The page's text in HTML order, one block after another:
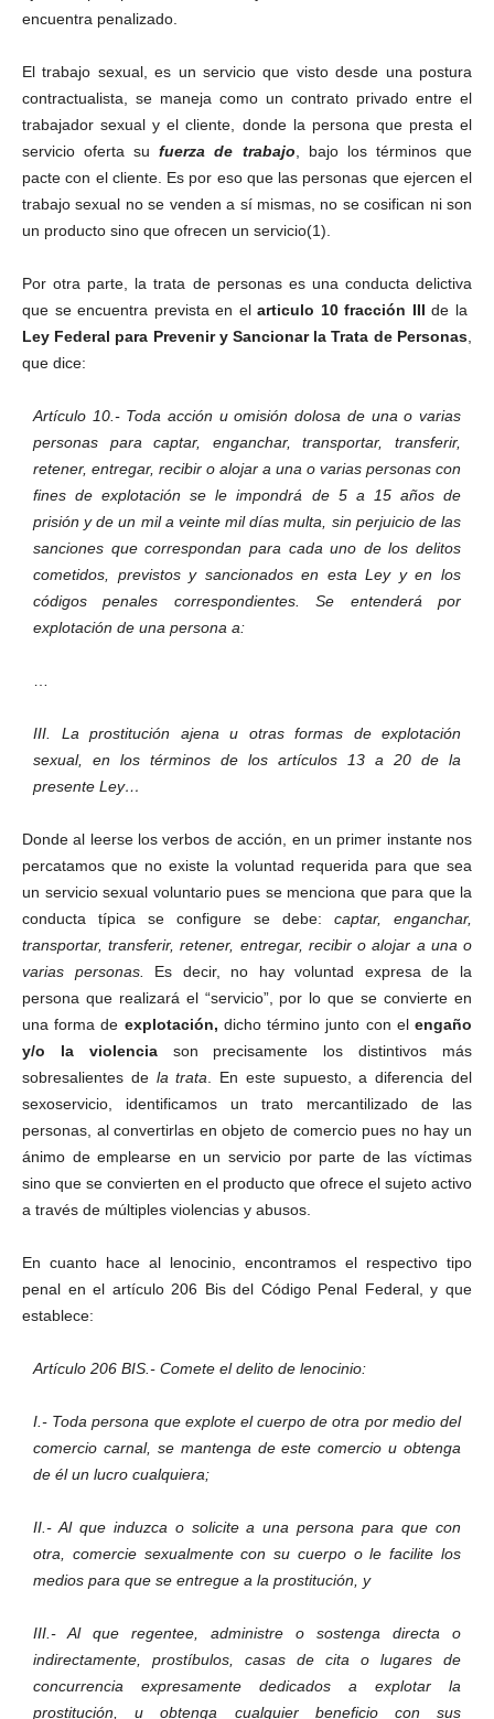
Telegram
Threads
encuentra penalizado.
El trabajo sexual, es un servicio que visto desde una postura
contractualista, se maneja como un contrato privado entre el
trabajador sexual y el cliente, donde la persona que presta el
servicio oferta sufuerza de trabajo , bajo los términos que
pacte con el cliente. Es por eso que las personas que ejercen el
trabajo sexual no se venden a sí mismas, no se cosifican ni son
un producto sino que ofrecen un servicio(1).
Por otra parte, la trata de personas es una conducta delictiva
que se encuentra prevista en elarticulo 10 fracción III de la
Ley Federal para Prevenir y Sancionar la Trata de Personas,
que dice:
Artículo 10.- Toda acción u omisión dolosa de una o varias
personas para captar, enganchar, transportar, transferir,
retener, entregar, recibir o alojar a una o varias personas con
fines de explotación se le impondrá de 5 a 15 años de
prisión y de un mil a veinte mil días multa, sin perjuicio de las
sanciones que correspondan para cada uno de los delitos
cometidos, previstos y sancionados en esta Ley y en los
códigos penales correspondientes. Se entenderá por
explotación de una persona a:
III. La prostitución ajena u otras formas de explotación
sexual, en los términos de los artículos 13 a 20 de la
presente Ley…
Donde al leerse los verbos de acción, en un primer instante nos
percatamos que no existe la voluntad requerida para que sea
un servicio sexual voluntario pues se menciona que para que la
conducta típica se configure se debe: captar, enganchar,
transportar, transferir, retener, entregar, recibir o alojar a una o
varias personas. Es decir, no hay voluntad expresa de la
persona que realizará el “servicio”, por lo que se convierte en
una forma de explotación, dicho término junto con elengaño
y/o la violenciason precisamente los distintivos más
sobresalientes de la trata . En este supuesto, a diferencia del
sexoservicio, identificamos un trato mercantilizado de las
personas, al convertirlas en objeto de comercio pues no hay un
ánimo de emplearse en un servicio por parte de las víctimas
sino que se convierten en el producto que ofrece el sujeto activo
a través de múltiples violencias y abusos.
En cuanto hace al lenocinio, encontramos el respectivo tipo
penal en el artículo 206 Bis del Código Penal Federal, y que
establece:
Artículo 206 BIS.- Comete el delito de lenocinio:
I.- Toda persona que explote el cuerpo de otra por medio del
comercio carnal, se mantenga de este comercio u obtenga
de él un lucro cualquiera;
II.- Al que induzca o solicite a una persona para que con
otra, comercie sexualmente con su cuerpo o le facilite los
medios para que se entregue a la prostitución, y
III.- Al que regentee, administre o sostenga directa o
indirectamente, prostíbulos, casas de cita o lugares de
concurrencia expresamente dedicados a explotar la
prostitución, u obtenga cualquier beneficio con sus